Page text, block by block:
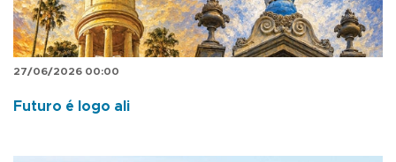
27/06/2026 00:00
Futuro é logo ali